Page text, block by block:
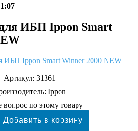
ИБП Ippon Smart
Артикул: 31361
Ippon
вопрос по этому товару